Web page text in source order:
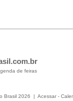
de feiras
Brasil 2026 | Acessar -